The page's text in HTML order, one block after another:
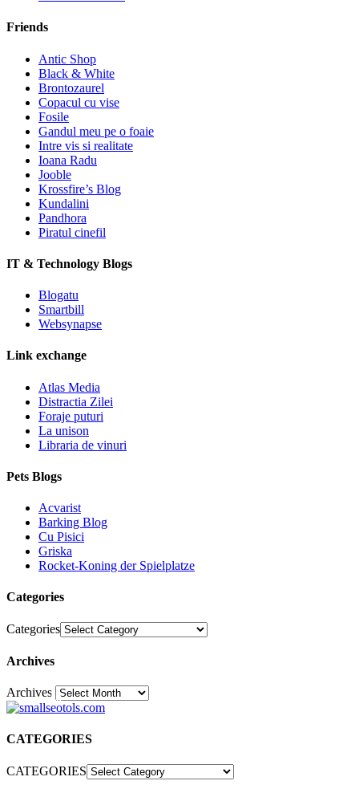
Friends
Antic Shop
Black & White
Brontozaurel
Copacul cu vise
Fosile
Gandul meu pe o foaie
Intre vis si realitate
Ioana Radu
Jooble
Krossfire’s Blog
Kundalini
Pandhora
Piratul cinefil
IT & Technology Blogs
Blogatu
Smartbill
Websynapse
Link exchange
Atlas Media
Distractia Zilei
Foraje puturi
La unison
Libraria de vinuri
Pets Blogs
Acvarist
Barking Blog
Cu Pisici
Griska
Rocket-Koning der Spielplatze
Categories
Categories
Archives
Archives30
CATEGORIES
CATEGORIES